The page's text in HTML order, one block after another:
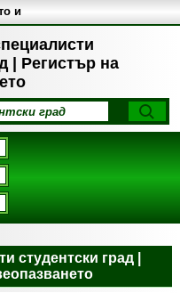
| Регистър на
и
студентски град |